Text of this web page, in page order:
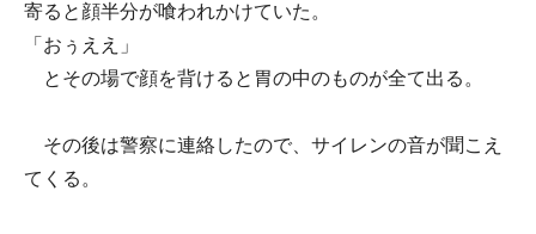
寄ると顔半分が喰われかけていた。
「おぅええ」
とその場で顔を背けると胃の中のものが全て出る。
その後は警察に連絡したので、サイレンの音が聞こえ
てくる。